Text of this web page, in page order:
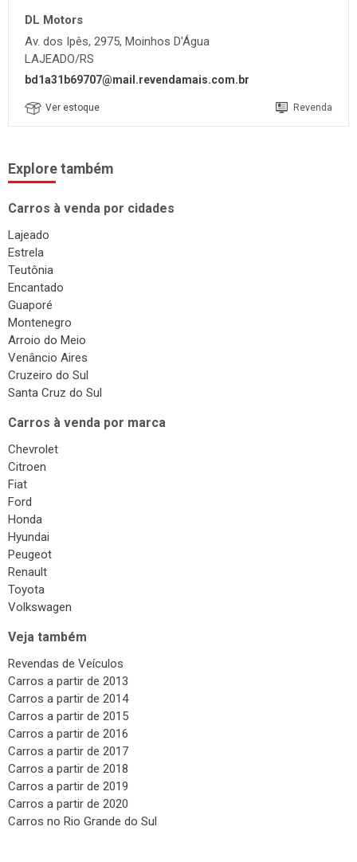
DL Motors
Av. dos Ipês, 2975, Moinhos D'Água
LAJEADO/RS
bd1a31b69707@mail.revendamais.com.br
Ver estoque Revenda
Explore também
Carros à venda por cidades
Lajeado
Estrela
Teutônia
Encantado
Guaporé
Montenegro
Arroio do Meio
Venâncio Aires
Cruzeiro do Sul
Santa Cruz do Sul
Carros à venda por marca
Chevrolet
Citroen
Fiat
Ford
Honda
Hyundai
Peugeot
Renault
Toyota
Volkswagen
Veja também
Revendas de Veículos
Carros a partir de 2013
Carros a partir de 2014
Carros a partir de 2015
Carros a partir de 2016
Carros a partir de 2017
Carros a partir de 2018
Carros a partir de 2019
Carros a partir de 2020
Carros no Rio Grande do Sul